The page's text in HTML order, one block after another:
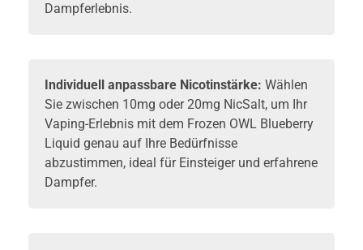
Dampferlebnis.
Individuell anpassbare Nicotinstärke: Wählen
Sie zwischen 10mg oder 20mg NicSalt, um Ihr
Vaping-Erlebnis mit dem Frozen OWL Blueberry
Liquid genau auf Ihre Bedürfnisse
abzustimmen, ideal für Einsteiger und erfahrene
Dampfer.